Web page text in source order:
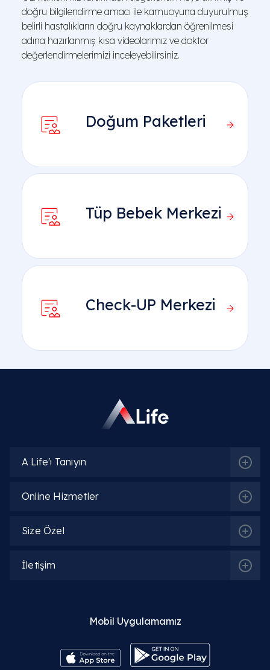
doğru bilgilendirme amacı ile kamuoyuna duyurulmuş
belirli hastalıkların doğru kaynaklardan öğrenilmesi
adına hazırlanmış kısa videolarımız ve doktor
değerlendirmelerimizi inceleyebilirsiniz.
Doğum Paketleri
Tüp Bebek Merkezi
Check-UP Merkezi
A Life'ı Tanıyın
Online Hizmetler
Size Özel
İletişim
Mobil Uygulamamız